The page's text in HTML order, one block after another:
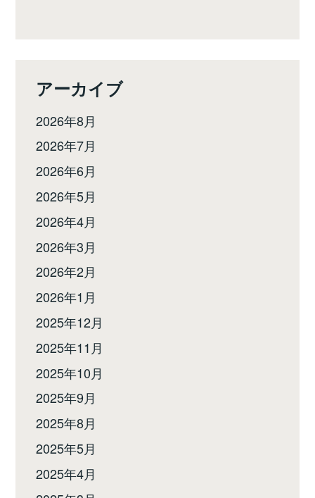
アーカイブ
2026年8月
2026年7月
2026年6月
2026年5月
2026年4月
2026年3月
2026年2月
2026年1月
2025年12月
2025年11月
2025年10月
2025年9月
2025年8月
2025年5月
2025年4月